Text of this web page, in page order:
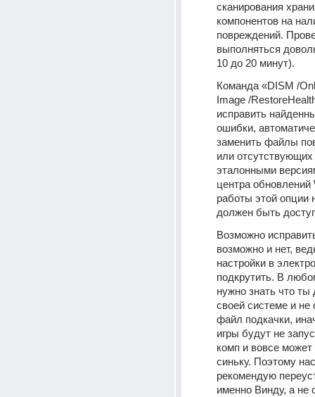
сканирования
компонентов на
повреждений.
выполняться
10 до 20 минут).
Команда «DISM /
Image /
исправить
ошибки,
заменить файлы
или
эталонными
центра
работы этой опции
должен быть
Возможно
возможно и нет,
настройки в
подкрутить. В
нужно знать что
своей системе и не
файл подкачки,
игры будут не
комп и вовсе
синьку. Поэтому
рекомендую
именно Винду, а не